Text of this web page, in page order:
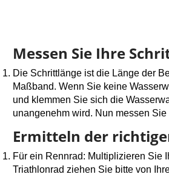
Messen Sie Ihre
Die Schrittlänge ist die Länge der
Maßband. Wenn Sie keine
und klemmen Sie sich die
unangenehm wird. Nun messen
Ermitteln der
Für ein Rennrad: Multiplizieren Sie
Triathlonrad ziehen Sie bitte von